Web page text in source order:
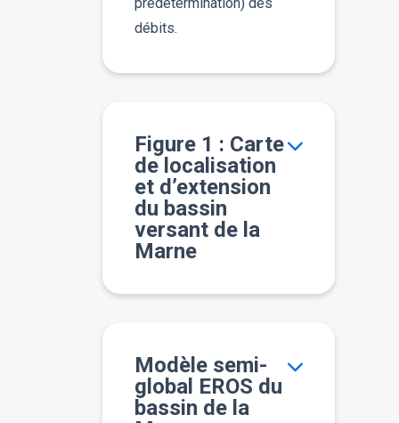
débits.
Figure 1 : Carte
de localisation
et d’extension
du bassin
versant de la
Marne
Modèle semi-
global EROS du
bassin de la